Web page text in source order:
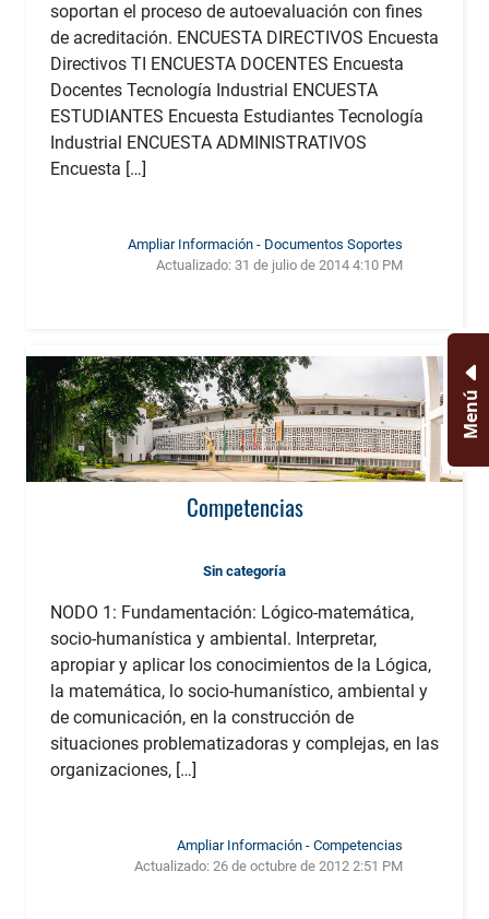
soportan el proceso de autoevaluación con fines
de acreditación. ENCUESTA DIRECTIVOS Encuesta
Directivos TI ENCUESTA DOCENTES Encuesta
Docentes Tecnología Industrial ENCUESTA
ESTUDIANTES Encuesta Estudiantes Tecnología
Industrial ENCUESTA ADMINISTRATIVOS
Encuesta […]
Ampliar Información - Documentos Soportes
Actualizado:31 de julio de 2014 4:10 PM
Competencias
Sin categoría
NODO 1: Fundamentación: Lógico-matemática,
socio-humanística y ambiental. Interpretar,
apropiar y aplicar los conocimientos de la Lógica,
la matemática, lo socio-humanístico, ambiental y
de comunicación, en la construcción de
situaciones problematizadoras y complejas, en las
organizaciones, […]
Ampliar Información - Competencias
Actualizado:26 de octubre de 2012 2:51 PM
Menú